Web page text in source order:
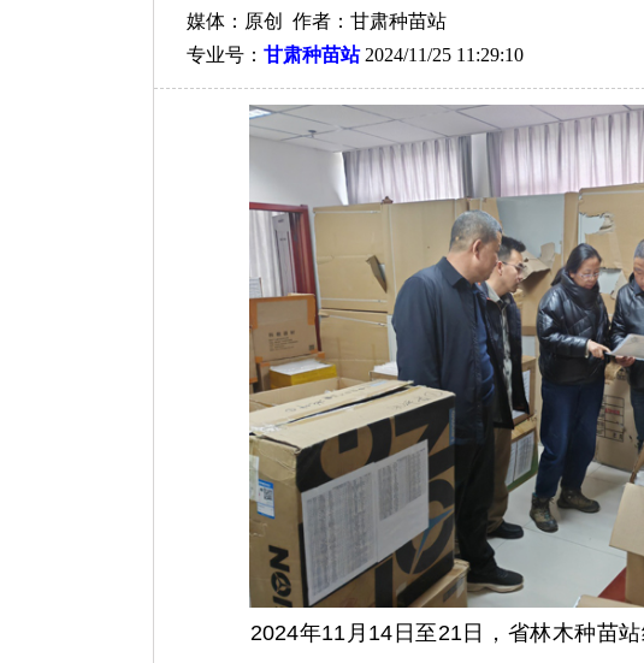
媒体：原创 作者：甘肃种苗站
专业号： 甘肃种苗站2024/11/25 11:29:10
2024年11月14日至21日，省林木种苗